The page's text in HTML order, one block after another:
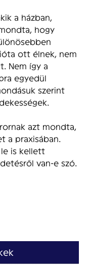
a házban,
hogy
ott élnek, nem
Nem így a
egyedül
szerint
azt mondta,
a praxisában.
le is kellett
van-e szó.